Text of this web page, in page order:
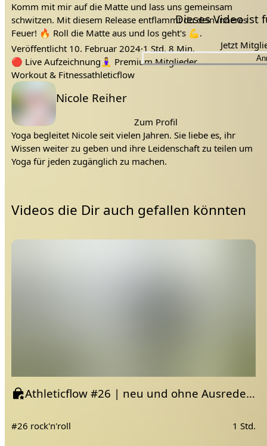
Dieses Video ist
Jetzt
Komm mit mir auf die Matte und lass uns gemeinsam
schwitzen. Mit diesem Release entflammt du dein inneres
Feuer! 🔥 Roll die Matte aus und los geht's 💪.
Veröffentlicht 10. Februar 2024·1 Std. 8 Min.
Tags:
🔴 Live Aufzeichnung 🧘‍♀️ Premium Mitglieder
Workout & Fitnessathleticflow
#16
release 16
sport
workout
Lehrer:
Nicole Reiher
Zum Profil
Yoga begleitet Nicole seit vielen Jahren. Sie liebe es, ihr
Wissen weiter zu geben und ihre Leidenschaft zu teilen um
Yoga für jeden zugänglich zu machen.
Videos die Dir auch gefallen könnten
Athleticflow #26 | neu und ohne Ausrede 🔥
#26 rock'n'roll 1 Std.